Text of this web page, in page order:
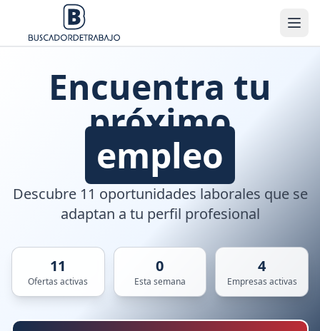
Encuentra tu
próximo
empleo
Descubre 11 oportunidades laborales que se
adaptan a tu perfil profesional
11
Ofertas activas
0
Esta semana
4
Empresas activas